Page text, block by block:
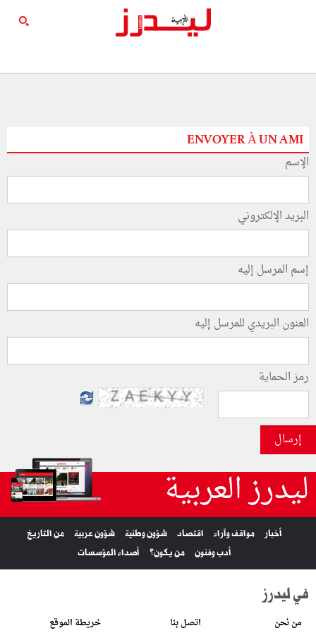
ENVOYER À UN AMI
الإسم
البريد الإلكتروني
إسم المرسل إليه
العنون البريدي للمرسل إليه
رمز الحماية
إرسال
ليدرز العربية
أخبار مواقف وآراء اقتصاد شؤون وطنية شؤون عربية
من التاريخ
أدب وفنون
من يكون؟ أصداء المؤسسات
في ليدرز
من نحن اتصل بنا خريطة الموقع